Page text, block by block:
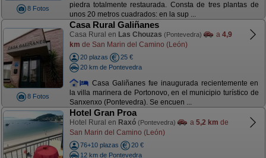
8 Fotos
piedra totalmente restaurada. Consta de tres plantas de
unos 20 metros cuadrados: en la sup ...
8 Fotos
Casa Rural Galiñanes
Casa Rural en Las Chouzas (Pontevedra) a 4,9
km de San Marin del Camino (León)
20 plazas
25 €
20 km de Pontevedra
Casa Galiñanes fue inaugurada recientemente en
la villa marinera de Portonovo, en el municipio turístico de
Sanxenxo (Pontevedra). Se encuen ...
Hotel Gran Proa
Hotel Rural en Raxó (Pontevedra) a 5,2 km de
San Marin del Camino (León)
76+10 plazas
20 €
12 km de Pontevedra